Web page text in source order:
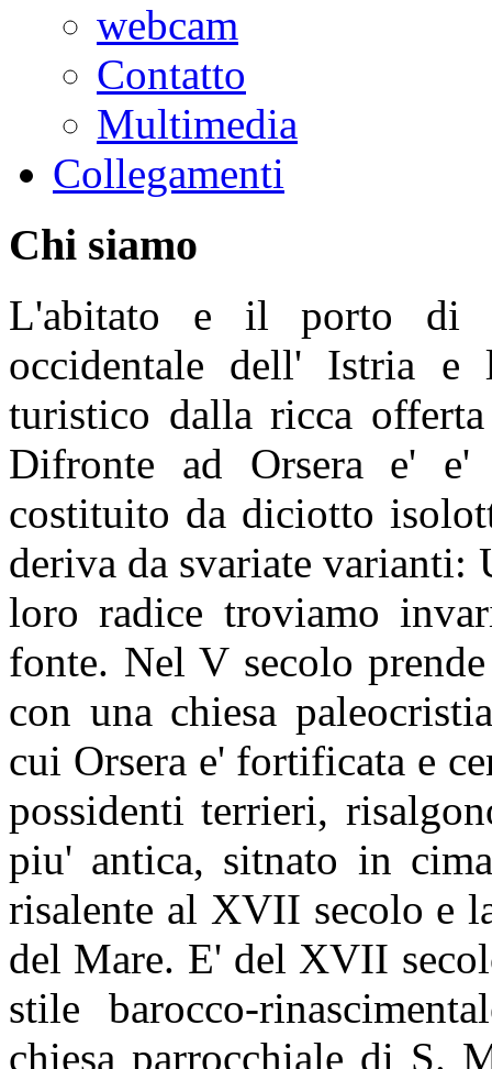
webcam
Contatto
Multimedia
Collegamenti
Chi siamo
L'abitato e il porto di
occidentale dell' Istria
turistico dalla ricca
Difronte ad Orsera e'
costituito da diciotto
deriva da svariate varianti:
loro radice troviamo
fonte. Nel V secolo
con una chiesa
cui Orsera e' fortificata e
possidenti terrieri,
piu' antica, sitnato in
risalente al XVII secolo e
del Mare. E' del XVII
stile barocco-
chiesa parrocchiale di S.